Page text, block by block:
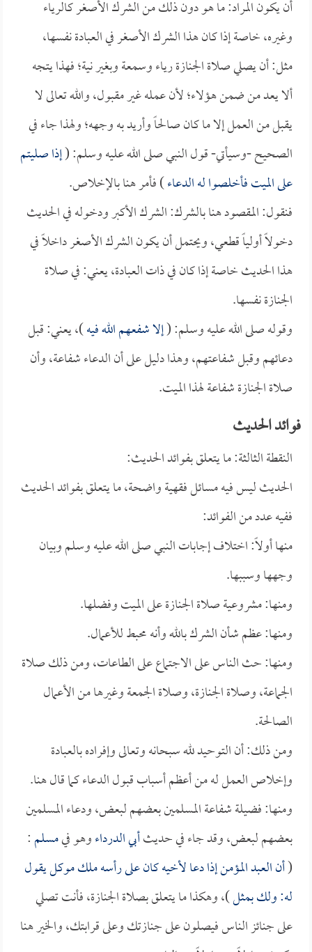
أن يكون المراد: ما هو دون ذلك من الشرك الأصغر كالرياء
وغيره، خاصة إذا كان هذا الشرك الأصغر في العبادة نفسها،
مثل: أن يصلي صلاة الجنازة رياء وسمعة وبغير نية؛ فهذا يتجه
ألا يعد من ضمن هؤلاء؛ لأن عمله غير مقبول، والله تعالى لا
يقبل من العمل إلا ما كان صالحاً وأريد به وجهه؛ ولهذا جاء في
الصحيح -وسيأتي- قول النبي صلى الله عليه وسلم: (إذا صليتم
على الميت فأخلصوا له الدعاء) فأمر هنا بالإخلاص.
فنقول: المقصود هنا بالشرك: الشرك الأكبر ودخوله في الحديث
دخولاً أولياً قطعي، ويحتمل أن يكون الشرك الأصغر داخلاً في
هذا الحديث خاصة إذا كان في ذات العبادة، يعني: في صلاة
الجنازة نفسها.
وقوله صلى الله عليه وسلم: (إلا شفعهم الله فيه)، يعني: قبل
دعائهم وقبل شفاعتهم، وهذا دليل على أن الدعاء شفاعة، وأن
صلاة الجنازة شفاعة لهذا الميت.
فوائد الحديث
النقطة الثالثة: ما يتعلق بفوائد الحديث:
الحديث ليس فيه مسائل فقهية واضحة، ما يتعلق بفوائد الحديث
ففيه عدد من الفوائد:
منها أولاً: اختلاف إجابات النبي صلى الله عليه وسلم وبيان
وجهها وسببها.
ومنها: مشروعية صلاة الجنازة على الميت وفضلها.
ومنها: عظم شأن الشرك بالله وأنه محبط للأعمال.
ومنها: حث الناس على الاجتماع على الطاعات، ومن ذلك صلاة
الجماعة، وصلاة الجنازة، وصلاة الجمعة وغيرها من الأعمال
الصالحة.
ومن ذلك: أن التوحيد لله سبحانه وتعالى وإفراده بالعبادة
وإخلاص العمل له من أعظم أسباب قبول الدعاء كما قال هنا.
ومنها: فضيلة شفاعة المسلمين بعضهم لبعض، ودعاء المسلمين
بعضهم لبعض، وقد جاء في حديثأبي الدرداءوهو فيمسلم:
(أن العبد المؤمن إذا دعا لأخيه كان على رأسه ملك موكل يقول
له: ولك بمثل)، وهكذا ما يتعلق بصلاة الجنازة، فأنت تصلي
على جنائز الناس فيصلون على جنازتك وعلى قرابتك، والخير هنا